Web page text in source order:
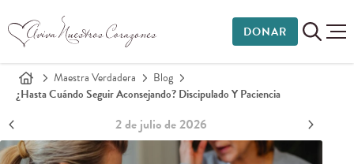
DONAR
Maestra Verdadera
Blog
¿Hasta Cuándo Seguir Aconsejando? Discipulado Y Paciencia
2 de julio de 2026